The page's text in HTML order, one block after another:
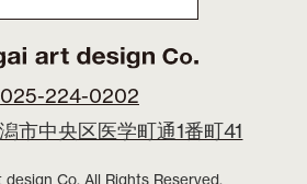
025-224-0202
市中央区医学町通1番町41
Co. All Rights Reserved.